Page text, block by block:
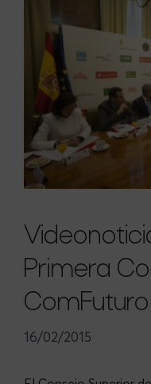
Primera
ComFuturo
16/02/2015